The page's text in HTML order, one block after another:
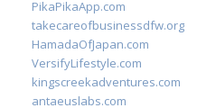
PikaPikaApp.com
takecareofbusinessdfw.org
HamadaOfJapan.com
VersifyLifestyle.com
kingscreekadventures.com
antaeuslabs.com